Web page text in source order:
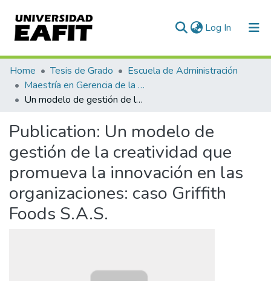
Log In (current)
Communities & Collections
All of DSpace
Home Tesis de Grado
Escuela de Administración
Maestría en Gerencia de la Innovación y el Conocimiento (tesis)
Un modelo de gestión de la creatividad que promueva la innovación en las organizaciones: caso Griffith Foods S.A.S.
Publication: Un modelo de
gestión de la creatividad que
promueva la innovación en las
organizaciones: caso Griffith
Foods S.A.S.